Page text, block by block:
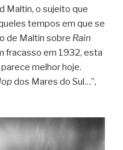
Maltin, o sujeito que
tempos em que se
de Maltin sobre Rain
fracasso em 1932, esta
melhor hoje.
dos Mares do Sul…”,